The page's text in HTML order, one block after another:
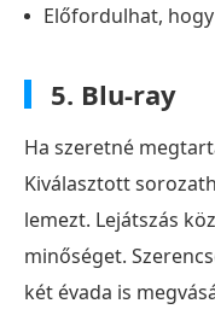
Előfordulhat,
5. Blu-ray
Ha szeretné
Kiválasztott
lemezt. Lejátszás
minőséget.
két évada is